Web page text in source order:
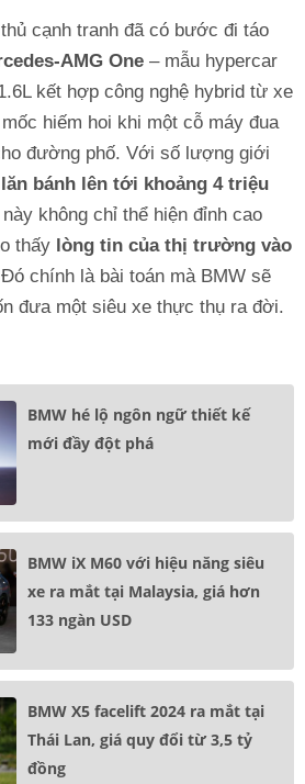
cạnh tranh đã có bước đi táo
AMG One – mẫu hypercar
kết hợp công nghệ hybrid từ xe
hiếm hoi khi một cỗ máy đua
đường phố. Với số lượng giới
bánh lên tới khoảng 4 triệu
không chỉ thể hiện đỉnh cao
thấy lòng tin của thị trường vào
chính là bài toán mà BMW sẽ
đưa một siêu xe thực thụ ra đời.
BMW hé lộ ngôn ngữ thiết kế
mới đầy đột phá
BMW iX M60 với hiệu năng siêu
xe ra mắt tại Malaysia, giá hơn
133 ngàn USD
BMW X5 facelift 2024 ra mắt tại
Thái Lan, giá quy đổi từ 3,5 tỷ
đồng